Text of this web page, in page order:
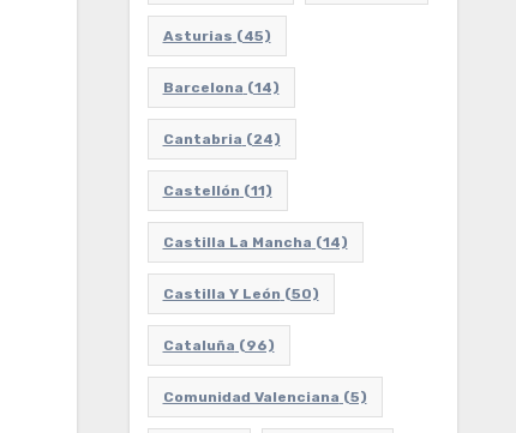
Asturias (45)
Barcelona (14)
Cantabria (24)
Castellón (11)
Castilla La Mancha (14)
Castilla Y León (50)
Cataluña (96)
Comunidad Valenciana (5)